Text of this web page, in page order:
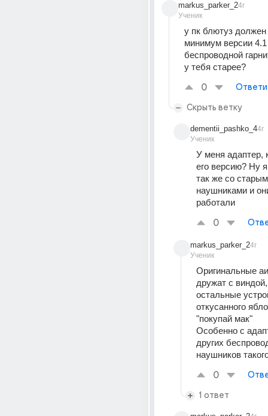
markus_parker_2
Ученик
4г
у пк блютуз
минимум версии
беспроводной
у тебя старее?
0
Скрыть ветку
dementii_pashko_4
Ученик
4г
У меня адаптер,
его версию? Ну
так же со
наушниками и
работали
0
markus_parker_2
Ученик
4г
Оригинальные
дружат с
остальные
откусанного
"покупай мак"
Особенно с
других
наушников
0
1 ответ